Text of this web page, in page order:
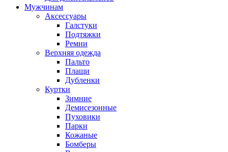
Мужчинам
Аксессуары
Галстуки
Подтяжки
Ремни
Верхняя одежда
Пальто
Плащи
Дубленки
Куртки
Зимние
Демисезонные
Пуховики
Парки
Кожаные
Бомберы